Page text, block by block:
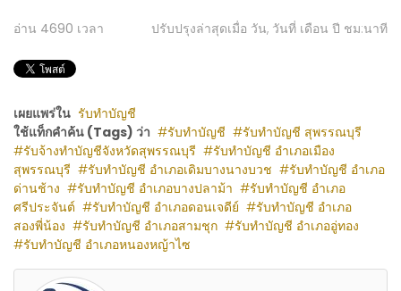
อ่าน 4690 เวลา ปรับปรุงล่าสุดเมื่อ วัน, วันที่ เดือน ปี ชม:นาที
เผยแพร่ใน รับทำบัญชี
ใช้แท็กคำค้น (Tags) ว่า
รับทำบัญชี
รับทำบัญชี สุพรรณบุรี
รับจ้างทำบัญชีจังหวัดสุพรรณบุรี
รับทำบัญชี อำเภอเมือง
สุพรรณบุรี
รับทำบัญชี อำเภอเดิมบางนางบวช
รับทำบัญชี อำเภอ
ด่านช้าง
รับทำบัญชี อำเภอบางปลาม้า
รับทำบัญชี อำเภอ
ศรีประจันต์
รับทำบัญชี อำเภอดอนเจดีย์
รับทำบัญชี อำเภอ
สองพี่น้อง
รับทำบัญชี อำเภอสามชุก
รับทำบัญชี อำเภออู่ทอง
รับทำบัญชี อำเภอหนองหญ้าไซ